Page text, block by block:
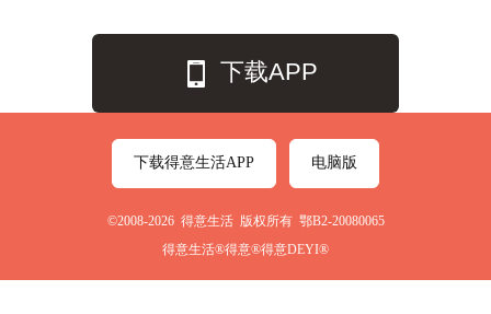
下载APP
下载得意生活APP 电脑版
©2008-2026 得意生活 版权所有 鄂B2-20080065
得意生活®得意®得意DEYI®